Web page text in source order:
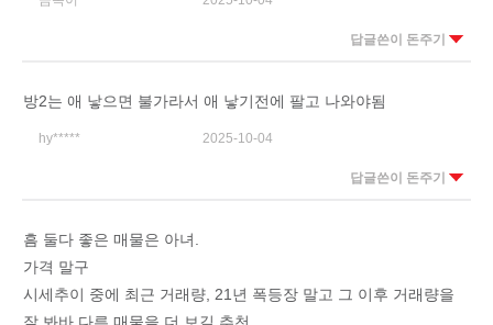
답글쓴이 돈주기
방2는 애 낳으면 불가라서 애 낳기전에 팔고 나와야됨
hy***** 2025-10-04
답글쓴이 돈주기
흠 둘다 좋은 매물은 아녀.
가격 말구
시세추이 중에 최근 거래량, 21년 폭등장 말고 그 이후 거래량을